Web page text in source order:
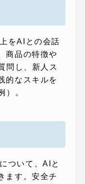
をAIとの会話
商品の特徴や
問し、新人ス
的なスキルを
）。
ついて、AIと
ます。安全チ